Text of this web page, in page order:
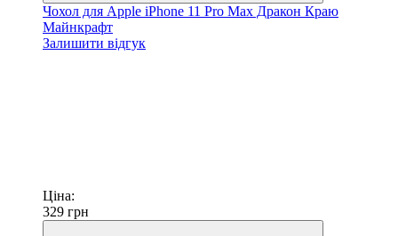
Чохол для Apple iPhone 11 Pro Max Дракон Краю
Майнкрафт
Залишити відгук
Ціна:
329 грн